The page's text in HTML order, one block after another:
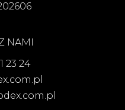
NAMI
23 24